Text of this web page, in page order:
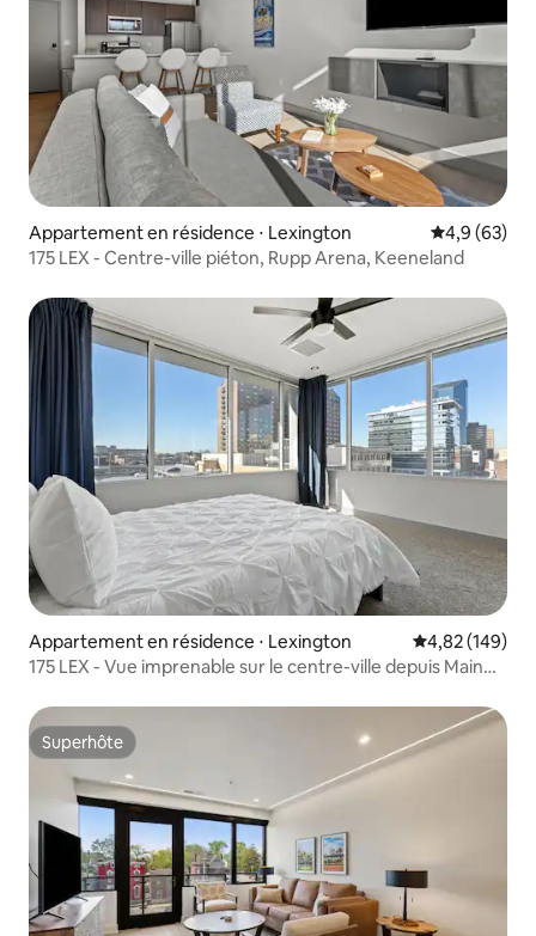
Appartement en résidence ⋅ Lexington Évaluation
4,9 (63)
175 LEX - Centre-ville piéton, Rupp Arena, Keeneland
Appartement en résidence ⋅ Lexington Évaluation
4,82 (149)
175 LEX - Vue imprenable sur le centre-ville depuis Main
Superhôte
Superhôte